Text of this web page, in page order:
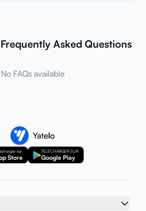
Asked Questions
No FAQs available
sur
Store
TÉLÉCHARGER SUR
Google Play